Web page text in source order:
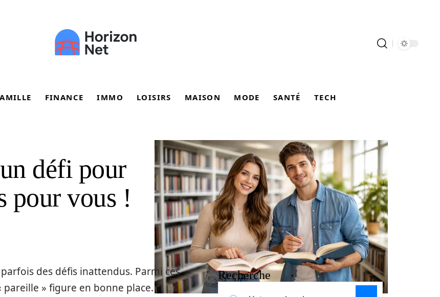
FINANCE IMMO LOISIRS MAISON MODE SANTÉ TECH
défi pour
pour vous !
des défis inattendus. Parmi ces
pareille » figure en bonne place.
Recherche